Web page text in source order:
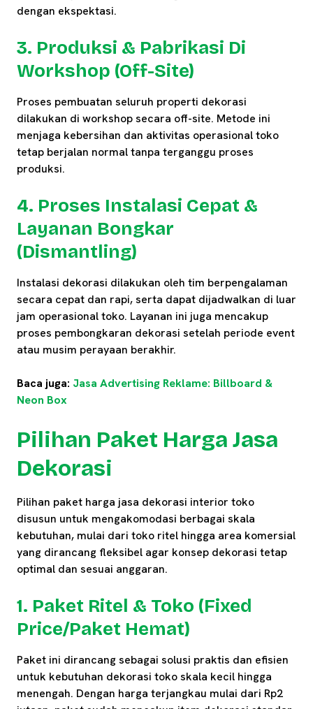
dengan ekspektasi.
3. Produksi & Pabrikasi Di
Workshop (Off-Site)
Proses pembuatan seluruh properti dekorasi
dilakukan di workshop secara off-site. Metode ini
menjaga kebersihan dan aktivitas operasional toko
tetap berjalan normal tanpa terganggu proses
produksi.
4. Proses Instalasi Cepat &
Layanan Bongkar
(Dismantling)
Instalasi dekorasi dilakukan oleh tim berpengalaman
secara cepat dan rapi, serta dapat dijadwalkan di luar
jam operasional toko. Layanan ini juga mencakup
proses pembongkaran dekorasi setelah periode event
atau musim perayaan berakhir.
Baca juga: Jasa Advertising Reklame: Billboard &
Neon Box
Pilihan Paket Harga Jasa
Dekorasi
Pilihan paket harga jasa dekorasi interior toko
disusun untuk mengakomodasi berbagai skala
kebutuhan, mulai dari toko ritel hingga area komersial
yang dirancang fleksibel agar konsep dekorasi tetap
optimal dan sesuai anggaran.
1. Paket Ritel & Toko (Fixed
Price/Paket Hemat)
Paket ini dirancang sebagai solusi praktis dan efisien
untuk kebutuhan dekorasi toko skala kecil hingga
menengah. Dengan harga terjangkau mulai dari Rp2